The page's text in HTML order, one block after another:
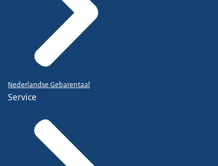
Nederlandse Gebarentaal
Service